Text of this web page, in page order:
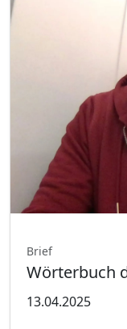
Brief
Wörterbuch
13.04.2025